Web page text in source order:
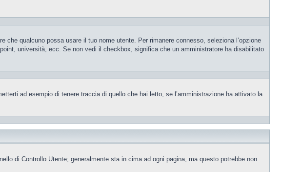
qualcuno possa usare il tuo nome utente. Per rimanere connesso, seleziona l’opzione
università, ecc. Se non vedi il checkbox, significa che un amministratore ha disabilitato
ad esempio di tenere traccia di quello che hai letto, se l’amministrazione ha attivato la
di Controllo Utente; generalmente sta in cima ad ogni pagina, ma questo potrebbe non